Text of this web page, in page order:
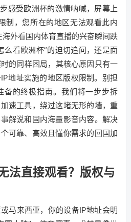
感受欧洲杯的激情呐喊，屏幕上
制，您所在的地区无法观看此内
外看国内体育直播的兴奋瞬间跌
么看欧洲杯”的迫切追问，还是面
的同样困局，其核心原因只有一
地址实施的地区版权限制。别担
备的终极指南。我们将一步步拆
速工具，绕过这堵无形的墙，重
解说和国内海量影音内容。解决
可靠、高效且懂你需求的回国加
法直接观看？版权与
马来西亚，你的设备IP地址会明